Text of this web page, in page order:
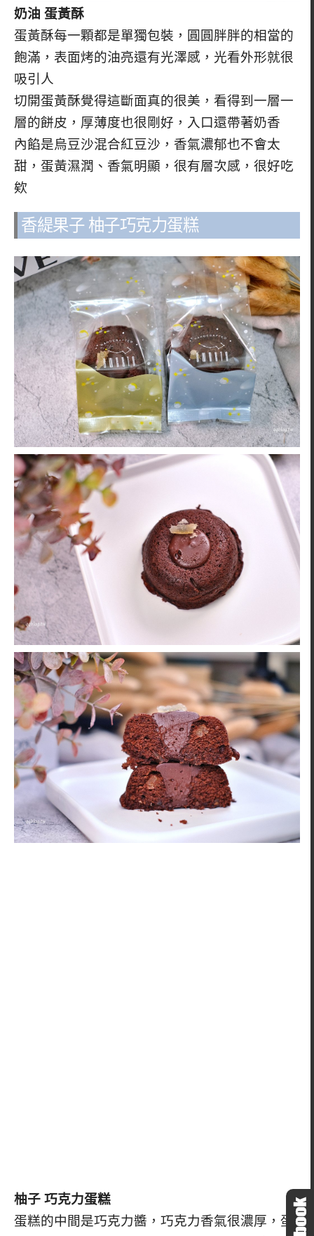
奶油 蛋黃酥
蛋黃酥每一顆都是單獨包裝，圓圓胖胖的相當的
飽滿，表面烤的油亮還有光澤感，光看外形就很
吸引人
切開蛋黃酥覺得這斷面真的很美，看得到一層一
層的餅皮，厚薄度也很剛好，入口還帶著奶香
內餡是烏豆沙混合紅豆沙，香氣濃郁也不會太
甜，蛋黃濕潤、香氣明顯，很有層次感，很好吃
欸
香緹果子 柚子巧克力蛋糕
柚子 巧克力蛋糕
蛋糕的中間是巧克力醬，巧克力香氣很濃厚，蛋